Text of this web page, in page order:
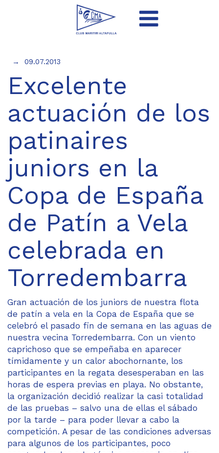
09.07.2013
Excelente
actuación de los
patinaires
juniors en la
Copa de España
de Patín a Vela
celebrada en
Torredembarra
Gran actuación de los juniors de nuestra flota
de patín a vela en la Copa de España que se
celebró el pasado fin de semana en las aguas de
nuestra vecina Torredembarra. Con un viento
caprichoso que se empeñaba en aparecer
tímidamente y un calor abochornante, los
participantes en la regata desesperaban en las
horas de espera previas en playa. No obstante,
la organización decidió realizar la casi totalidad
de las pruebas – salvo una de ellas el sábado
por la tarde – para poder llevar a cabo la
competición. A pesar de las condiciones adversas
para algunos de los participantes, poco